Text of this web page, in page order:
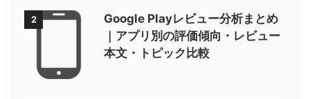
2
Google Playレビュー分析まとめ
｜アプリ別の評価傾向・レビュー
本文・トピック比較